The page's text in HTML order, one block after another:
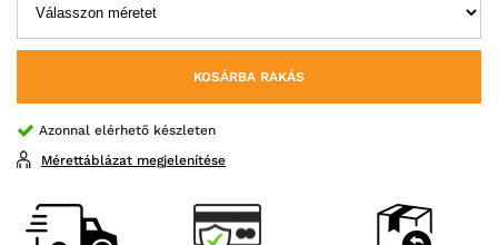
KOSÁRBA RAKÁS
Azonnal elérhető készleten
Mérettáblázat megjelenítése